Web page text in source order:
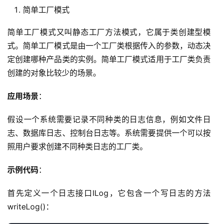
​简单工厂模式
简单工厂模式又叫静态工厂方法模式，它属于类创建型模
式。简单工厂模式是由一个工厂类根据传入的参数，动态决
定创建哪种产品类的实例。简单工厂模式适用于工厂类负责
创建的对象比较少的场景。
应用场景 ：
假设一个系统需要记录不同种类的日志信息，例如文件日
志、数据库日志、控制台日志等。系统需要提供一个可以按
照用户要求创建不同种类日志的工厂类。
示例代码：
首先定义一个日志接口ILog，它包含一个写日志的方法
writeLog()：